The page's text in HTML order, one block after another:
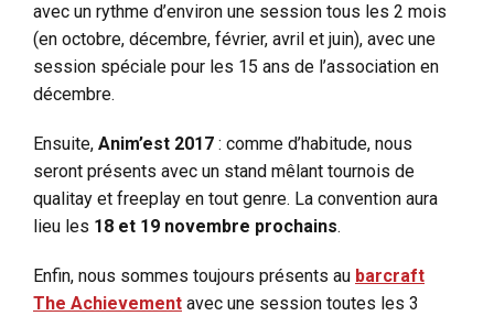
avec un rythme d’environ une session tous les 2 mois
(en octobre, décembre, février, avril et juin), avec une
session spéciale pour les 15 ans de l’association en
décembre.
Ensuite, Anim’est 2017 : comme d’habitude, nous
seront présents avec un stand mêlant tournois de
qualitay et freeplay en tout genre. La convention aura
lieu les 18 et 19 novembre prochains.
Enfin, nous sommes toujours présents au barcraft
The Achievement avec une session toutes les 3